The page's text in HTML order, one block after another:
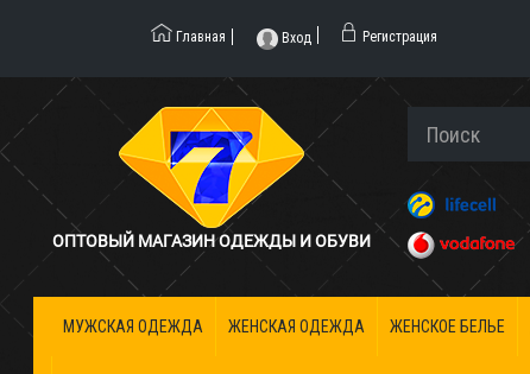
Главная Вход Регистрация
ОПТОВЫЙ МАГАЗИН ОДЕЖДЫ И ОБУВИ
МУЖСКАЯ ОДЕЖДА ЖЕНСКАЯ ОДЕЖДА ЖЕНСКОЕ БЕЛЬЕ